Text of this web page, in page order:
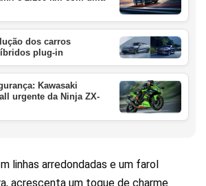
dos carros
plug-in
Kawasaki
urgente da Ninja ZX-
linhas arredondadas e um farol
acrescenta um toque de charme